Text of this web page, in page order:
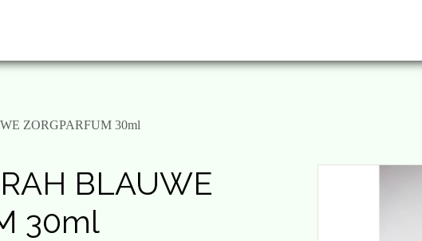
ZORGPARFUM 30ml
BLAUWE
30ml